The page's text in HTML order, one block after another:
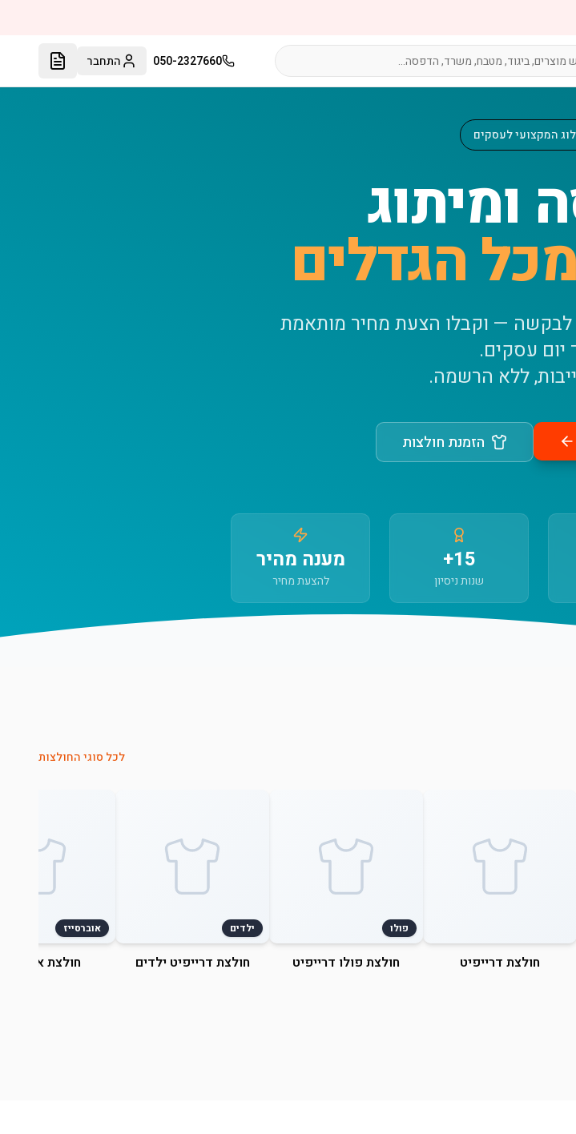
050-2327660 התחבר
המקצועי לעסקים
ומיתוג
הגדלים
לבקשה — וקבלו הצעת מחיר מותאמת
יום עסקים.
ללא הרשמה.
הזמנת חולצות
15+
שנות ניסיון
מענה מהיר
להצעת מחיר
לכל סוגי החולצות
חולצת דרייפיט
פולו
חולצת פולו דרייפיט
ילדים
חולצת דרייפיט ילדים
אוברסייז
חולצת